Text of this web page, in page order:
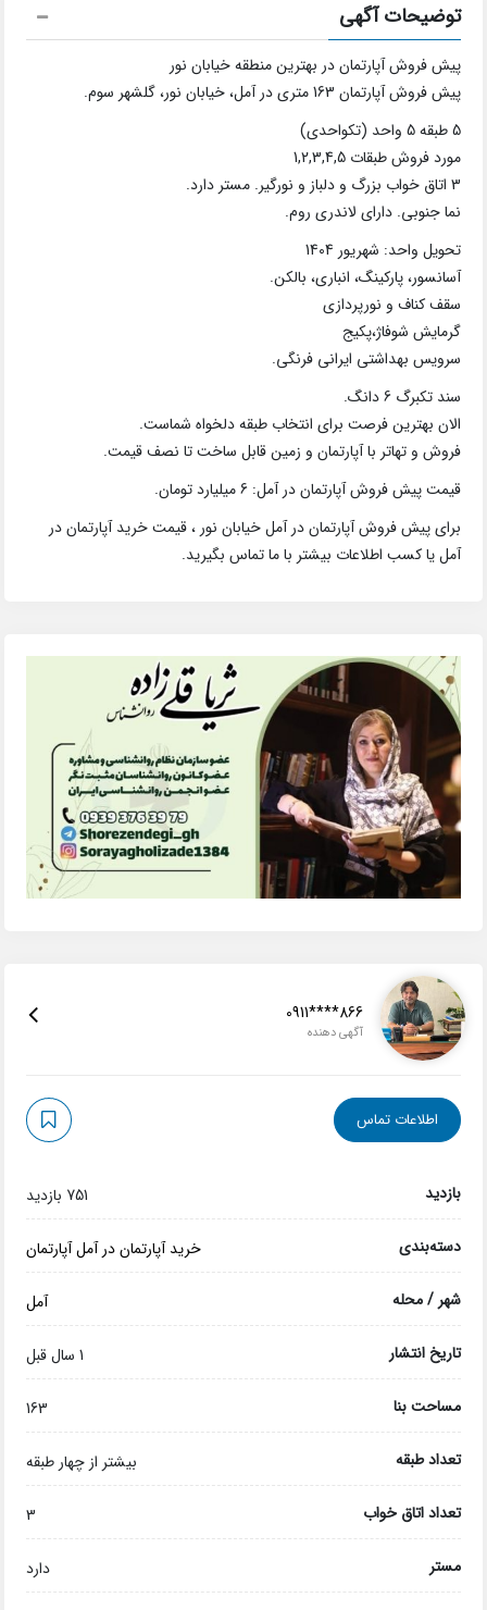
توضیحات آگهی
پیش فروش آپارتمان در بهترین منطقه خیابان نور
پیش فروش آپارتمان 163 متری در آمل، خیابان نور، گلشهر سوم.
5 طبقه 5 واحد (تکواحدی)
مورد فروش طبقات 1,2,3,4,5
3 اتاق خواب بزرگ و دلباز و نورگیر. مستر دارد.
نما جنوبی. دارای لاندری روم.
تحویل واحد: شهریور 1404
آسانسور، پارکینگ، انباری، بالکن.
سقف کناف و نورپردازی
گرمایش شوفاژ،پکیج
سرویس بهداشتی ایرانی فرنگی.
سند تکبرگ 6 دانگ.
الان بهترین فرصت برای انتخاب طبقه دلخواه شماست.
فروش و تهاتر با آپارتمان و زمین قابل ساخت تا نصف قیمت.
قیمت پیش فروش آپارتمان در آمل: 6 میلیارد تومان.
برای پیش فروش آپارتمان در آمل خیابان نور ، قیمت خرید آپارتمان در
آمل یا کسب اطلاعات بیشتر با ما تماس بگیرید.
0911****866
آگهی دهنده
اطلاعات تماس
بازدید 751 بازدید
دسته‌بندی خرید آپارتمان در آملآپارتمان
شهر / محله آمل
تاریخ انتشار 1 سال قبل
مساحت بنا 163
تعداد طبقه بیشتر از چهار طبقه
تعداد اتاق خواب 3
مستر دارد